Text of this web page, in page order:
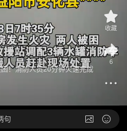
！消防人员20分钟火速完成
收藏
6
句